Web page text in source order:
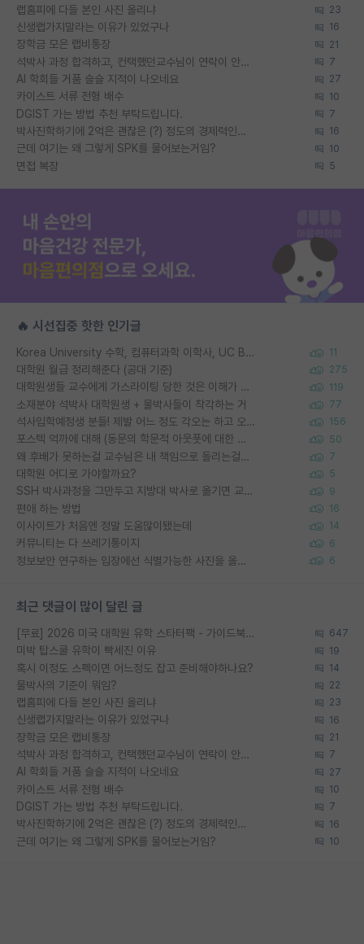
랩홈피에 다들 본인 사진 올리냐 23
신생랩가지말라는 이유가 있었구나 16
장학금 모은 랩비통장 21
석박사 과정 합격하고, 컨택했던교수님이 연락이 안됩니다... 7
AI 학회들 거품 슬슬 지적이 나오네요 27
카이스트 서류 전형 배수 10
DGIST 가는 방법 추천 부탁드립니다. 7
박사진학하기에 2억은 괜찮은 (?) 정도의 경제력인가요 16
근데 여기는 왜 그렇게 SPK를 물어보는거임? 10
면접 복장 5
🔥 시선집중 핫한 인기글
Korea University 수학, 컴퓨터과학 이학사, UC Berkeley 산업공학 대학원 공학박사가 되는 것은 쉽지 않겠죠? 11
대학원 월급 정리해준다 (공대 기준) 275
대학원생들 교수에게 가스라이팅 당한 것은 이해가 갑니다. 안타깝네요. 119
소재분야 석박사 대학원생 + 물박사들이 착각하는 거 77
석사입학예정생 분들! 제발 어느 정도 각오는 하고 오세요. 156
포스텍 억까에 대해 (동문의 학문적 아웃풋에 대한 반박) 50
왜 후배가 못하는걸 교수님은 내 책임으로 돌리는걸까요? 7
대학원 어디로 가야할까요? 5
SSH 박사과정을 그만두고 지방대 박사로 옮기면 교수의 꿈은 끝일까요? 9
편애 하는 방법 16
이사이트가 처음엔 정말 도움많이됐는데 14
커뮤니티는 다 쓰레기통이지 6
정보보안 연구하는 입장에선 식별가능한 사진을 올리는건 비추이긴함 6
최근 댓글이 많이 달린 글
[무료] 2026 미국 대학원 유학 스타터팩 - 가이드북 & 합격자 컨택메일 템플릿 647
미박 탑스쿨 유학이 빡세진 이유 19
혹시 이정도 스펙이면 어느정도 잡고 준비해야하나요? 14
물박사의 기준이 뭐임? 22
랩홈피에 다들 본인 사진 올리냐 23
신생랩가지말라는 이유가 있었구나 16
장학금 모은 랩비통장 21
석박사 과정 합격하고, 컨택했던교수님이 연락이 안됩니다... 7
AI 학회들 거품 슬슬 지적이 나오네요 27
카이스트 서류 전형 배수 10
DGIST 가는 방법 추천 부탁드립니다. 7
박사진학하기에 2억은 괜찮은 (?) 정도의 경제력인가요 16
근데 여기는 왜 그렇게 SPK를 물어보는거임? 10